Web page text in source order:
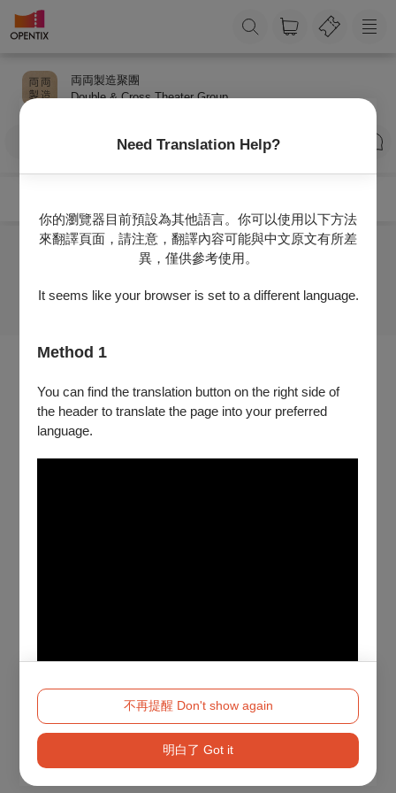
Need Translation Help?
你的瀏覽器目前預設為其他語言。你可以使用以下方法
來翻譯頁面，請注意，翻譯內容可能與中文原文有所差
異，僅供參考使用。
It seems like your browser is set to a different language.
Method 1
You can find the translation button on the right side of
the header to translate the page into your preferred
language.
Method 2
不再提醒 Don't show again
明白了 Got it
両両製造聚團
Double & Cross Theater Group
訂閱